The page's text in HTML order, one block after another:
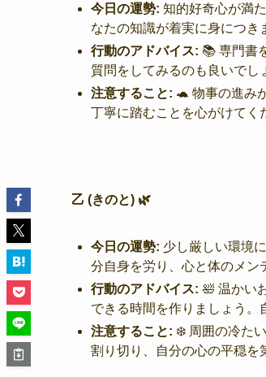
今日の運勢: 知的好奇心が満
なたの知識が着実に身につき
行動のアドバイス: 📚 専門書
質問をしてみるのも良いでし
注意すること: 🐢 物事の進み
丁寧に踏むことを心がけてく
乙 (きのと) 🌿
今日の運勢: 少し厳しい環境
分自身を労り、心と体のメン
行動のアドバイス: 🛀 温かい
できる時間を作りましょう。
注意すること: ❄️ 周囲の冷た
割り切り、自分の心の平穏を